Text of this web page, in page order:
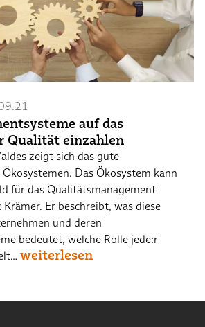
auf das
Qualität einzahlen
zeigt sich das gute
Das Ökosystem kann
für das Qualitätsmanagement
Er beschreibt, was diese
und deren
bedeutet, welche Rolle jede:r
weiterlesen